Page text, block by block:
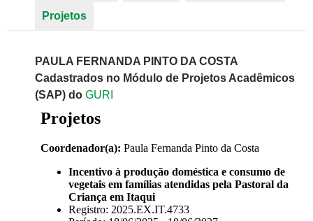
Projetos
PAULA FERNANDA PINTO DA COSTA
Cadastrados no Módulo de Projetos Acadêmicos
(SAP) do GURI